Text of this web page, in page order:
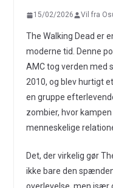
15/02/2026 Vil fra
The Walking Dead er
moderne tid. Denne
AMC tog verden med
2010, og blev hurtigt
en gruppe
zombier, hvor
menneskelige
Det, der virkelig gør
ikke bare den